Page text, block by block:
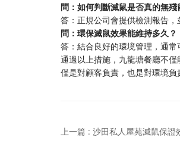
問：如何判斷滅鼠是否真的無殘
答：正規公司會提供檢測報告
問：環保滅鼠效果能維持多久？
答：結合良好的環境管理，通常
通過以上措施，九龍塘餐廳不
僅是對顧客負責，也是對環境負
上一篇 : 沙田私人屋苑滅鼠保